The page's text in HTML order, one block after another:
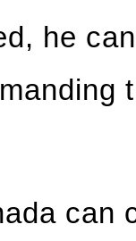
he
can